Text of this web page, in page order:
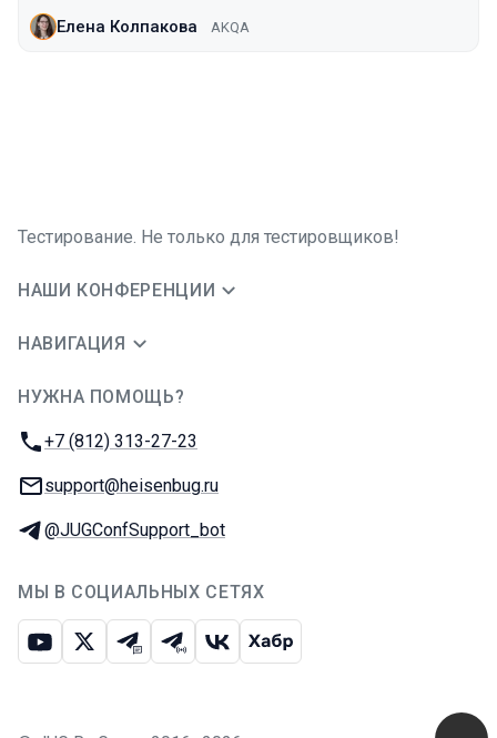
Елена Колпакова AKQA
Тестирование. Не только для тестировщиков!
НАШИ КОНФЕРЕНЦИИ
НАВИГАЦИЯ
НУЖНА ПОМОЩЬ?
Телефон:
+7 (812) 313-27-23
E-mail:
support@heisenbug.ru
Телеграм:
@JUGConfSupport_bot
МЫ В СОЦИАЛЬНЫХ СЕТЯХ
ЮтубИкс Телеграм-чат
Телеграм-канал
ВКонтакте
Хабр